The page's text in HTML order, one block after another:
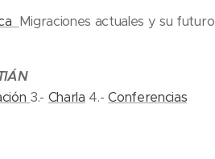
Migraciones actuales y su futuro
3.- Charla 4.-Conferencias